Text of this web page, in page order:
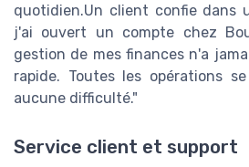
quotidien.Un client confie dans
j'ai ouvert un compte chez
gestion de mes finances n'a
rapide. Toutes les opérations
aucune difficulté."
Service client et support